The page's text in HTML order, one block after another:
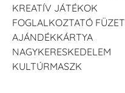
KREATÍV JÁTÉKOK
FOGLALKOZTATÓ FÜZET
AJÁNDÉKKÁRTYA
NAGYKERESKEDELEM
KULTÚRMASZK